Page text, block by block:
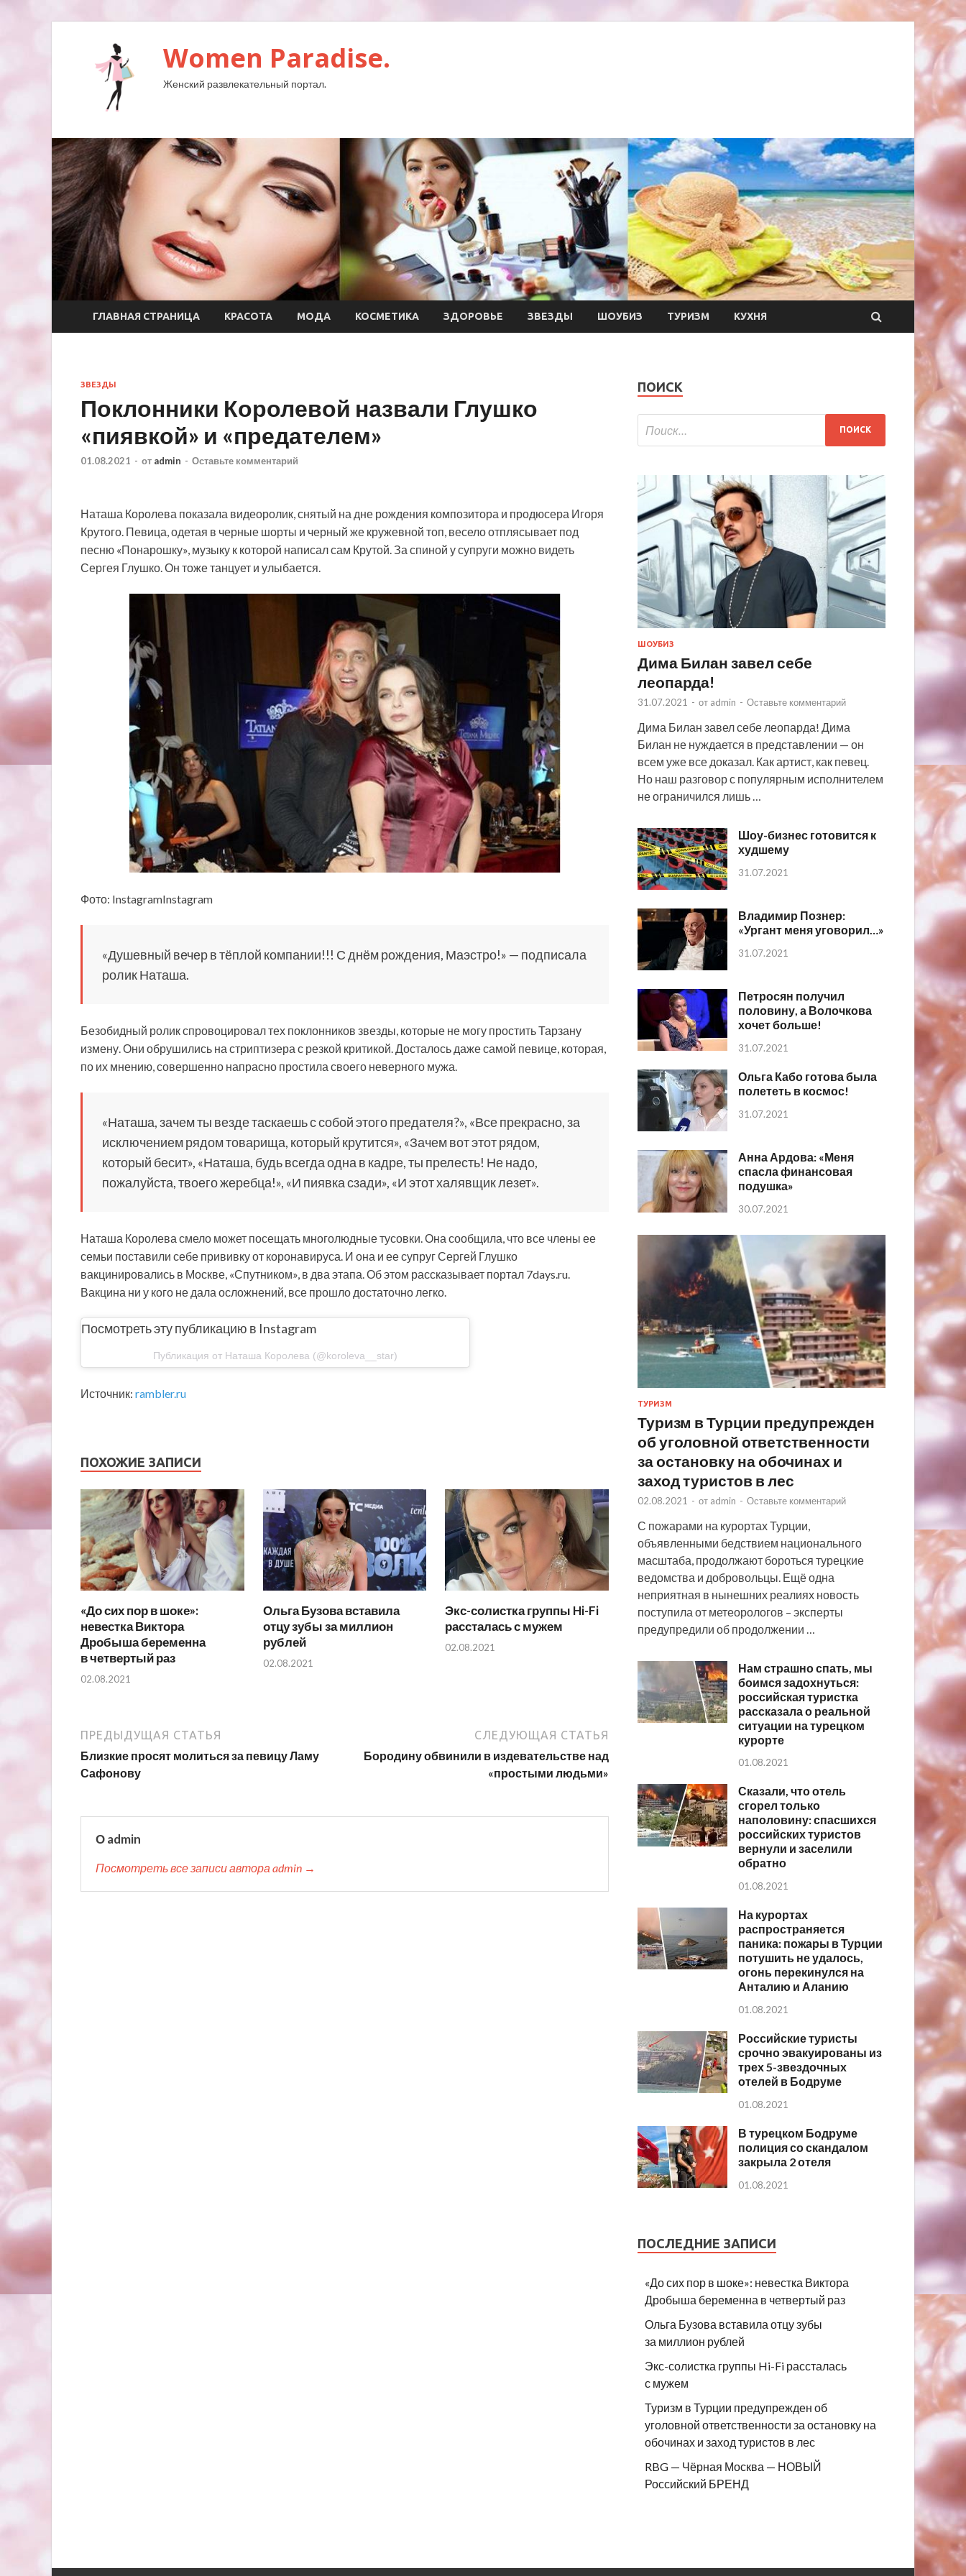
Women Paradise.
Женский развлекательный портал.
ГЛАВНАЯ СТРАНИЦА КРАСОТА МОДА КОСМЕТИКА ЗДОРОВЬЕ ЗВЕЗДЫ ШОУБИЗ ТУРИЗМ КУХНЯ
ЗВЕЗДЫ
Поклонники Королевой назвали Глушко
«пиявкой» и «предателем»
01.08.2021 - от admin - Оставьте комментарий
Наташа Королева показала видеоролик, снятый на дне рождения композитора и продюсера Игоря
Крутого. Певица, одетая в черные шорты и черный же кружевной топ, весело отплясывает под
песню «Понарошку», музыку к которой написал сам Крутой. За спиной у супруги можно видеть
Сергея Глушко. Он тоже танцует и улыбается.
Фото: InstagramInstagram
«Душевный вечер в тёплой компании!!! С днём рождения, Маэстро!» — подписала
ролик Наташа.
Безобидный ролик спровоцировал тех поклонников звезды, которые не могу простить Тарзану
измену. Они обрушились на стриптизера с резкой критикой. Досталось даже самой певице, которая,
по их мнению, совершенно напрасно простила своего неверного мужа.
«Наташа, зачем ты везде таскаешь с собой этого предателя?», «Все прекрасно, за
исключением рядом товарища, который крутится», «Зачем вот этот рядом,
который бесит», «Наташа, будь всегда одна в кадре, ты прелесть! Не надо,
пожалуйста, твоего жеребца!», «И пиявка сзади», «И этот халявщик лезет».
Наташа Королева смело может посещать многолюдные тусовки. Она сообщила, что все члены ее
семьи поставили себе прививку от коронавируса. И она и ее супруг Сергей Глушко
вакцинировались в Москве, «Спутником», в два этапа. Об этом рассказывает портал 7days.ru.
Вакцина ни у кого не дала осложнений, все прошло достаточно легко.
Посмотреть эту публикацию в Instagram
Публикация от Наташа Королева (@koroleva__star)
Источник: rambler.ru
ПОХОЖИЕ ЗАПИСИ
«До сих пор в шоке»:
невестка Виктора
Дробыша беременна
в четвертый раз
02.08.2021
Ольга Бузова вставила
отцу зубы за миллион
рублей
02.08.2021
Экс-солистка группы Hi-Fi
рассталась с мужем
02.08.2021
ПРЕДЫДУЩАЯ СТАТЬЯ
Близкие просят молиться за певицу Ламу
Сафонову
СЛЕДУЮЩАЯ СТАТЬЯ
Бородину обвинили в издевательстве над
«простыми людьми»
О admin
Посмотреть все записи автора admin →
ПОИСК
ШОУБИЗ
Дима Билан завел себе
леопарда!
31.07.2021 - от admin - Оставьте комментарий
Дима Билан завел себе леопарда! Дима
Билан не нуждается в представлении — он
всем уже все доказал. Как артист, как певец.
Но наш разговор с популярным исполнителем
не ограничился лишь …
Шоу-бизнес готовится к
худшему
31.07.2021
Владимир Познер:
«Ургант меня уговорил…»
31.07.2021
Петросян получил
половину, а Волочкова
хочет больше!
31.07.2021
Ольга Кабо готова была
полететь в космос!
31.07.2021
Анна Ардова: «Меня
спасла финансовая
подушка»
30.07.2021
ТУРИЗМ
Туризм в Турции предупрежден
об уголовной ответственности
за остановку на обочинах и
заход туристов в лес
02.08.2021 - от admin - Оставьте комментарий
С пожарами на курортах Турции,
объявленными бедствием национального
масштаба, продолжают бороться турецкие
ведомства и добровольцы. Ещё одна
неприятная в нынешних реалиях новость
поступила от метеорологов – эксперты
предупредили об продолжении …
Нам страшно спать, мы
боимся задохнуться:
российская туристка
рассказала о реальной
ситуации на турецком
курорте
01.08.2021
Сказали, что отель
сгорел только
наполовину: спасшихся
российских туристов
вернули и заселили
обратно
01.08.2021
На курортах
распространяется
паника: пожары в Турции
потушить не удалось,
огонь перекинулся на
Анталию и Аланию
01.08.2021
Российские туристы
срочно эвакуированы из
трех 5-звездочных
отелей в Бодруме
01.08.2021
В турецком Бодруме
полиция со скандалом
закрыла 2 отеля
01.08.2021
ПОСЛЕДНИЕ ЗАПИСИ
«До сих пор в шоке»: невестка Виктора
Дробыша беременна в четвертый раз
Ольга Бузова вставила отцу зубы
за миллион рублей
Экс-солистка группы Hi-Fi рассталась
с мужем
Туризм в Турции предупрежден об
уголовной ответственности за остановку на
обочинах и заход туристов в лес
RBG — Чёрная Москва — НОВЫЙ
Российский БРЕНД